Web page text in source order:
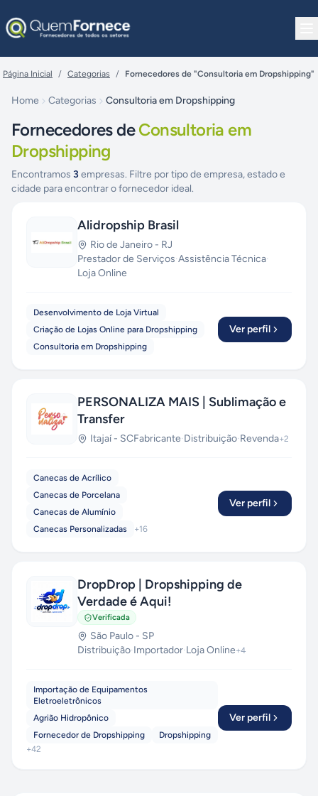
Página Inicial / Categorias / Fornecedores de "Consultoria em Dropshipping"
Home Categorias Consultoria em Dropshipping
Fornecedores deConsultoria em
Dropshipping
Encontramos 3 empresas. Filtre por tipo de empresa, estado e
cidade para encontrar o fornecedor ideal.
Alidropship Brasil
Rio de Janeiro - RJ
Prestador de Serviços·Assistência Técnica·
Loja Online
Desenvolvimento de Loja Virtual
Criação de Lojas Online para Dropshipping
Consultoria em Dropshipping
Ver perfil
PERSONALIZA MAIS | Sublimação e
Transfer
Itajaí- SCFabricante·Distribuição·Revenda+2
Canecas de Acrílico
Canecas de Porcelana
Canecas de Alumínio
Canecas Personalizadas
+16
Ver perfil
DropDrop | Dropshipping de
Verdade é Aqui!
Verificada
São Paulo - SP
Distribuição·Importador·Loja Online+4
Importação de Equipamentos
Eletroeletrônicos
Agrião Hidropônico
Fornecedor de Dropshipping
Dropshipping
+42
Ver perfil